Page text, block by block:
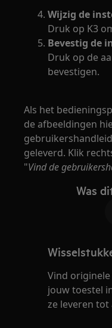
Wijzig de
Druk op K3
Bevestig de
Druk op de
bevestigen.
Als het
de afbeeldingen
geleverd. Klik
"Vind de
Was
Vind
jouw toestel
ze leveren tot